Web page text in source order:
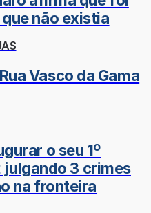
não existia
Vasco da Gama
o seu 1º
julgando 3 crimes
na fronteira